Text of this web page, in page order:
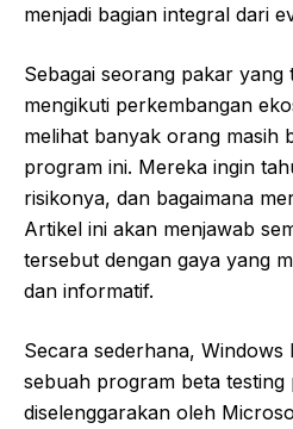
menjadi bagian integral dari
Sebagai seorang pakar
mengikuti perkembangan
melihat banyak orang masih
program ini. Mereka ingin
risikonya, dan bagaimana
Artikel ini akan menjawab
tersebut dengan gaya yang
dan informatif.
Secara sederhana,
sebuah program beta testing
diselenggarakan oleh